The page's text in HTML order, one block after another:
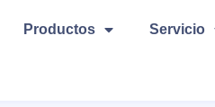
Productos Servicio